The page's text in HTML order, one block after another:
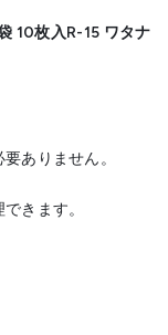
10枚入R-15 ワタナ
ありません。
きます。